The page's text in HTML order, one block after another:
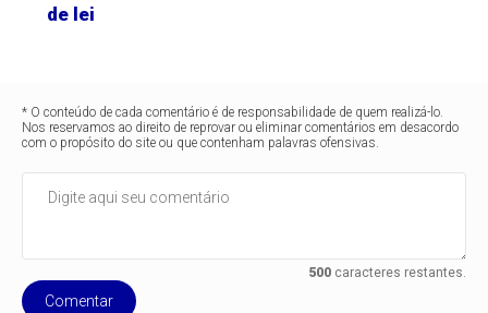
de lei
* O conteúdo de cada comentário é de responsabilidade de quem realizá-lo.
Nos reservamos ao direito de reprovar ou eliminar comentários em desacordo
com o propósito do site ou que contenham palavras ofensivas.
500caracteres restantes.
Comentar